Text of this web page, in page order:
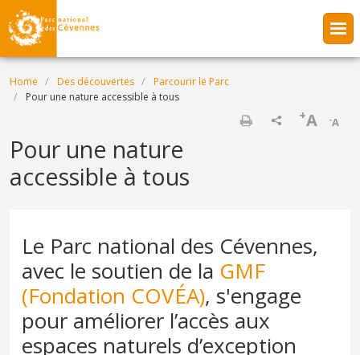
Skip to main content
Breadcrumb
Home Des découvertes
Parcourir le Parc
Pour une nature accessible à tous
-A
+A
Pour une nature
accessible à tous
Le Parc national des Cévennes,
avec le soutien de la GMF
(Fondation COVÉA), s'engage
pour améliorer l’accès aux
espaces naturels d’exception